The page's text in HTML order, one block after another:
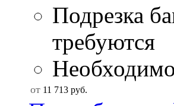
Подрезка
требуются
от 11 713 руб.